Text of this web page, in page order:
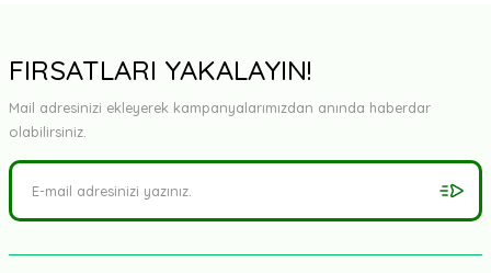
FIRSATLARI YAKALAYIN!
Mail adresinizi ekleyerek kampanyalarımızdan anında haberdar
olabilirsiniz.